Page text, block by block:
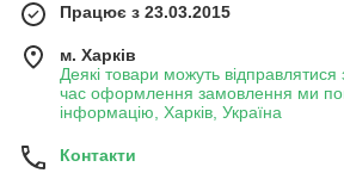
Працює з 23.03.2015
м. Харків
Деякі товари можуть відправлятися
час оформлення замовлення ми
інформацію, Харків, Україна
Контакти